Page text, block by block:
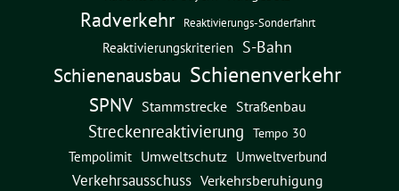
Radverkehr Reaktivierungs-Sonderfahrt
Reaktivierungskriterien S-Bahn
Schienenausbau Schienenverkehr
SPNV Stammstrecke Straßenbau
Streckenreaktivierung Tempo 30
Tempolimit Umweltschutz Umweltverbund
Verkehrsausschuss Verkehrsberuhigung